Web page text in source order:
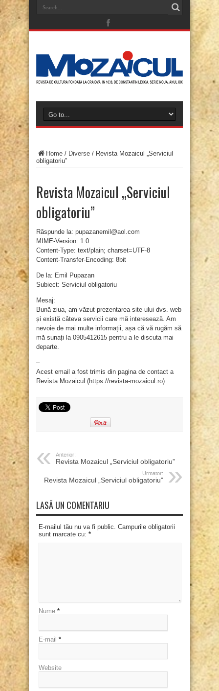
Home / Diverse / Revista Mozaicul „Serviciul
obligatoriu”
Revista Mozaicul „Serviciul
obligatoriu”
Răspunde la: pupazanemil@aol.com
MIME-Version: 1.0
Content-Type: text/plain; charset=UTF-8
Content-Transfer-Encoding: 8bit
De la: Emil Pupazan
Subiect: Serviciul obligatoriu
Mesaj:
Bună ziua, am văzut prezentarea site-ului dvs. web
și există câteva servicii care mă interesează. Am
nevoie de mai multe informații, așa că vă rugăm să
mă sunați la 0905412615 pentru a le discuta mai
departe.
–
Acest email a fost trimis din pagina de contact a
Revista Mozaicul (https://revista-mozaicul.ro)
Anterior:
Revista Mozaicul „Serviciul obligatoriu”
Urmator:
Revista Mozaicul „Serviciul obligatoriu”
LASĂ UN COMENTARIU
E-mailul tău nu va fi public. Campurile obligatorii
sunt marcate cu: *
Nume *
E-mail *
Website